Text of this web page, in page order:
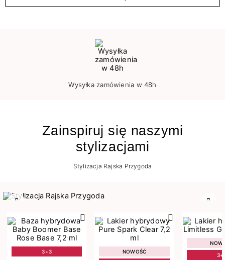
Wysyłka zamówienia w 48h
Zainspiruj się naszymi
stylizacjami
Stylizacja Rajska Przygoda
3+3
NOWOŚĆ